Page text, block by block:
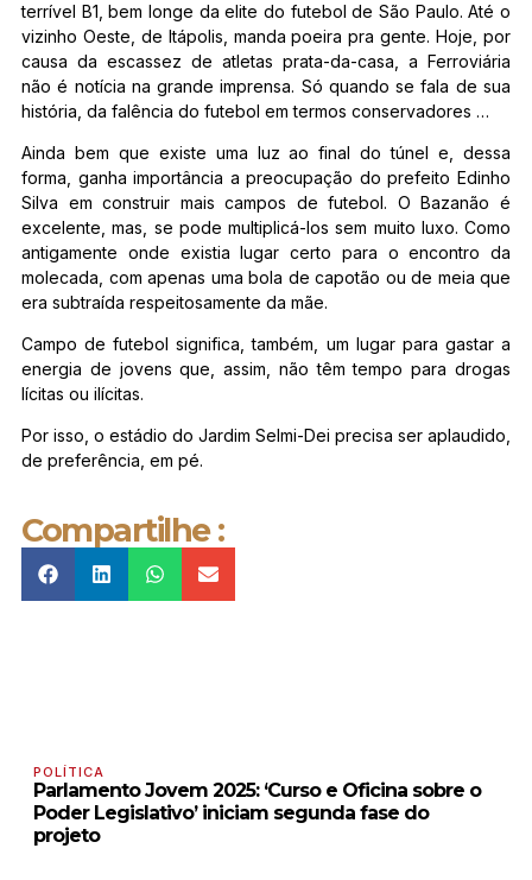
terrível B1, bem longe da elite do futebol de São Paulo. Até o
vizinho Oeste, de Itápolis, manda poeira pra gente. Hoje, por
causa da escassez de atletas prata-da-casa, a Ferroviária
não é notícia na grande imprensa. Só quando se fala de sua
história, da falência do futebol em termos conservadores …
Ainda bem que existe uma luz ao final do túnel e, dessa
forma, ganha importância a preocupação do prefeito Edinho
Silva em construir mais campos de futebol. O Bazanão é
excelente, mas, se pode multiplicá-los sem muito luxo. Como
antigamente onde existia lugar certo para o encontro da
molecada, com apenas uma bola de capotão ou de meia que
era subtraída respeitosamente da mãe.
Campo de futebol significa, também, um lugar para gastar a
energia de jovens que, assim, não têm tempo para drogas
lícitas ou ilícitas.
Por isso, o estádio do Jardim Selmi-Dei precisa ser aplaudido,
de preferência, em pé.
Compartilhe :
POLÍTICA
Parlamento Jovem 2025: ‘Curso e Oficina sobre o
Poder Legislativo’ iniciam segunda fase do
projeto